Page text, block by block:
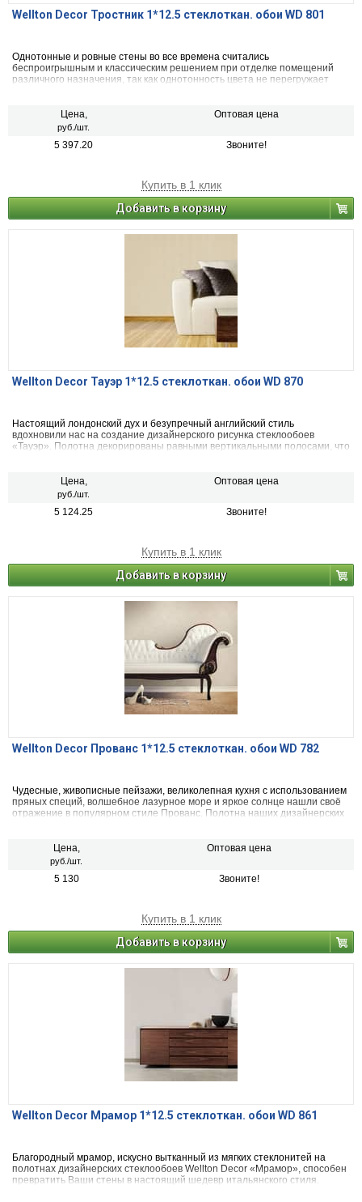
Wellton Decor Тростник 1*12.5 стеклоткан. обои WD 801
Однотонные и ровные стены во все времена считались
беспроигрышным и классическим решением при отделке помещений
различного назначения, так как однотонность цвета не перегружает
Цена,
руб./шт.
Оптовая цена
5 397.20 Звоните!
Купить в 1 клик
Добавить в корзину
Wellton Decor Тауэр 1*12.5 стеклоткан. обои WD 870
Настоящий лондонский дух и безупречный английский стиль
вдохновили нас на создание дизайнерского рисунка стеклообоев
«Тауэр». Полотна декорированы равными вертикальными полосами, что
Цена,
руб./шт.
Оптовая цена
5 124.25 Звоните!
Купить в 1 клик
Добавить в корзину
Wellton Decor Прованс 1*12.5 стеклоткан. обои WD 782
Чудесные, живописные пейзажи, великолепная кухня с использованием
пряных специй, волшебное лазурное море и яркое солнце нашли своё
отражение в популярном стиле Прованс. Полотна наших дизайнерских
Цена,
руб./шт.
Оптовая цена
5 130 Звоните!
Купить в 1 клик
Добавить в корзину
Wellton Decor Мрамор 1*12.5 стеклоткан. обои WD 861
Благородный мрамор, искусно вытканный из мягких стеклонитей на
полотнах дизайнерских стеклообоев Wellton Decor «Мрамор», способен
превратить Ваши стены в настоящий шедевр итальянского стиля.